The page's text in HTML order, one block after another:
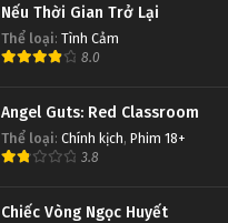
Nếu Thời Gian Trở Lại
Thể loại: Tình Cảm
8.0
Angel Guts: Red Classroom
Thể loại: Chính kịch, Phim 18+
3.8
Chiếc Vòng Ngọc Huyết